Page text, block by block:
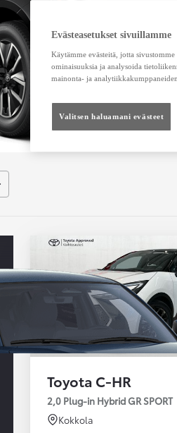
Malli
Malli
Toyota C-HR
2,0 Plug-in Hybrid GR SPORT
Kokkola
Evästeasetukset sivuillamme
Käytämme evästeitä, jotta
ominaisuuksia ja analysoida
mainonta- ja
Valitsen haluamani evästeet